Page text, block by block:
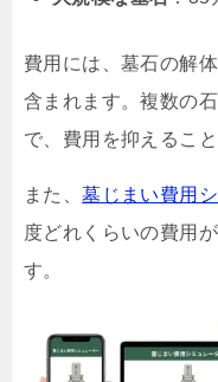
費用には、墓石の解
含まれます。複数の
で、費用を抑えること
また、墓じまい費用
度どれくらいの費用
す。